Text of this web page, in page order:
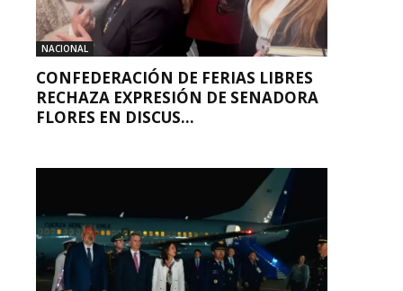
NACIONAL
CONFEDERACIÓN DE FERIAS LIBRES
RECHAZA EXPRESIÓN DE SENADORA
FLORES EN DISCUS...